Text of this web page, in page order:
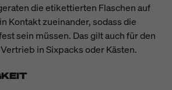
die etikettierten Flaschen auf
Kontakt zueinander, sodass die
sein müssen. Das gilt auch für den
in Sixpacks oder Kästen.